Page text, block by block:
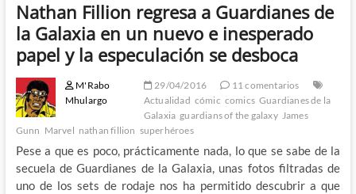
Nathan Fillion regresa a Guardianes de
la Galaxia en un nuevo e inesperado
papel y la especulación se desboca
M'Rabo
Mhulargo
29/04/2016
11 comentarios
Actualidad cómic comics Guardianes de la
Galaxia guardians of the galaxy James
Gunn Marvel nathan fillion superhéroes
Pese a que es poco, prácticamente nada, lo que se sabe de la
secuela de Guardianes de la Galaxia, unas fotos filtradas de
uno de los sets de rodaje nos ha permitido descubrir a que